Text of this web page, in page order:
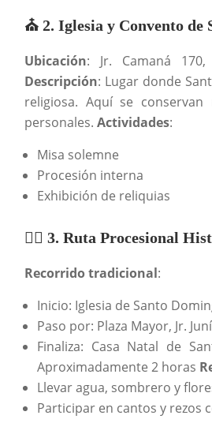
⛪ 2. Iglesia y Convento de
Ubicación: Jr. Camaná
Descripción: Lugar donde
religiosa. Aquí se
personales. Actividades:
Misa solemne
Procesión interna
Exhibición de reliquias
🚶‍♀️ 3. Ruta Procesional
Recorrido tradicional:
Inicio: Iglesia de Santo
Paso por: Plaza Mayor, Jr.
Finaliza: Casa Natal de
Aproximadamente 2 horas
Llevar agua, sombrero y
Participar en cantos y rezos